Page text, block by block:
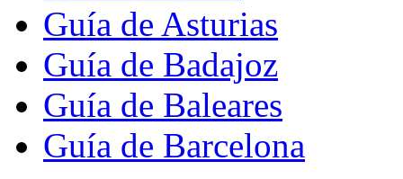
Guía de Asturias
Guía de Badajoz
Guía de Baleares
Guía de Barcelona